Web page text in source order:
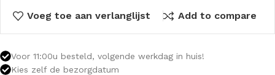
Voeg toe aan verlanglijst Add to compare
Voor 11:00u besteld, volgende werkdag in huis!
Kies zelf de bezorgdatum